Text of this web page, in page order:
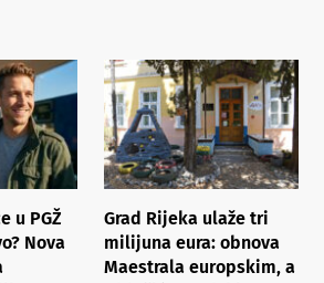
u PGŽ
Nova
Grad Rijeka ulaže tri
milijuna eura: obnova
Maestrala europskim, a